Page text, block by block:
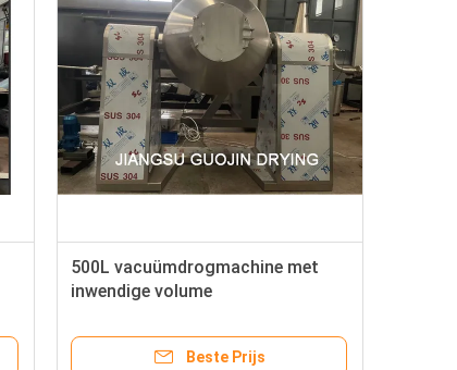
500L vacuümdrogmachine met
inwendige volume
Beste Prijs